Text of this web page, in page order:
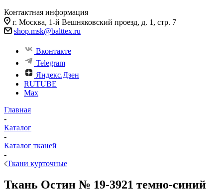
Контактная информация
г. Москва, 1-й Вешняковский проезд, д. 1, стр. 7
shop.msk@balttex.ru
Вконтакте
Telegram
Яндекс.Дзен
RUTUBE
Max
Главная
-
Каталог
-
Каталог тканей
-
Ткани курточные
Ткань Остин № 19-3921 темно-синий